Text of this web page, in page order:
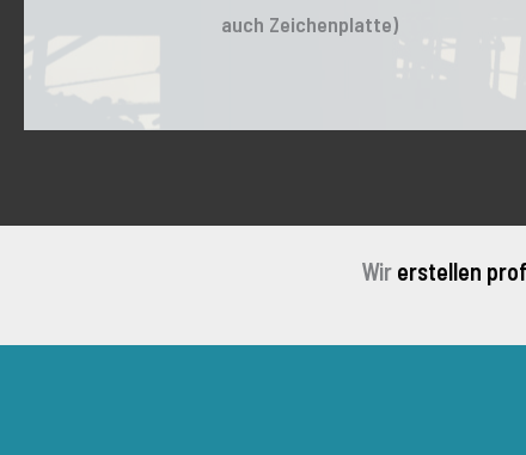
auch Zeichenplatte)
Wir erstellen